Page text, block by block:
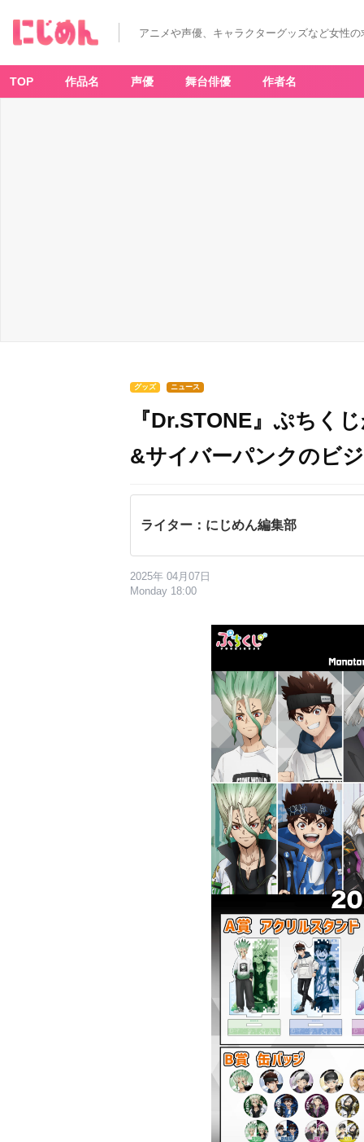
アニメや声優、キャラクターグッズなど女性
TOP 作品名 声優 舞台俳優 作者名
グッズ ニュース
『Dr.STONE』ぷちく
&サイバーパンクのビ
ライター：にじめん編集部
2025年 04月07日
Monday 18:00